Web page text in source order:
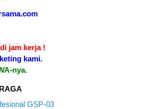
jam kerja !
kami.
nya.
GSP-03